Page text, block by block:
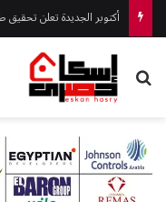
أكتوبر الجديدة تعلن
بحث عن